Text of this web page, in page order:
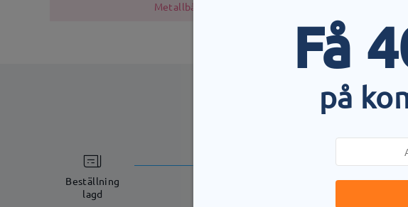
Metallbågen innehåller nickel på grund av
Beställning
lagd
Få
på